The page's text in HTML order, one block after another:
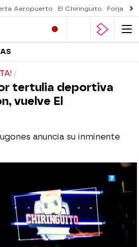
Aeropuerto El Chiringuito Forjado
tertulia deportiva
vuelve El
anuncia su inminente